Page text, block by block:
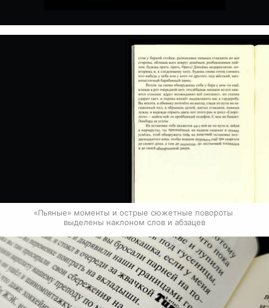
«‎Пьяные»‎ моменты и острые сюжетные повороты
выделены наклоном слов и абзацев